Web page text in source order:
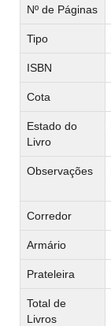
Nº de Páginas
Tipo
ISBN
Cota
Estado do
Livro
Observações
Corredor
Armário
Prateleira
Total de
Livros